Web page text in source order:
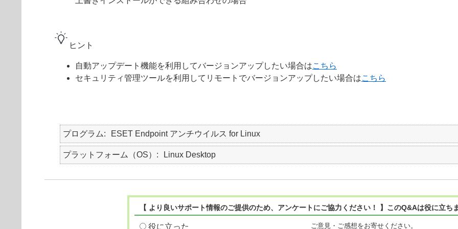
ヒント
自動アップデート機能を利用してバージョンアップしたい場合はこちら
セキュリティ管理ツールを利用してリモートでバージョンアップしたい場合はこちら
プログラム ESET Endpoint アンチウイルス for Linux
プラットフォーム（OS） Linux Desktop
【 より良いサポート情報のご提供のため、アンケートにご協力ください！ 】このQ&Aは役に立ち
役に立った ご意見・ご感想をお寄せください。